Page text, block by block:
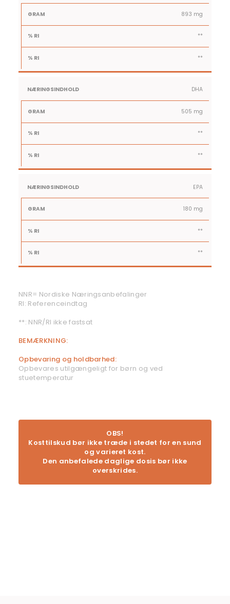
893 mg
**
**
DHA
505 mg
**
**
EPA
180 mg
**
**
NNR= Nordiske Næringsanbefalinger
RI: Referenceindtag
**: NNR/RI ikke fastsat
BEMÆRKNING:
Opbevaring og holdbarhed:
Opbevares utilgængeligt for børn og ved
stuetemperatur
OBS!
Kosttilskud bør ikke træde i stedet for en sund
og varieret kost.
Den anbefalede daglige dosis bør ikke
overskrides.